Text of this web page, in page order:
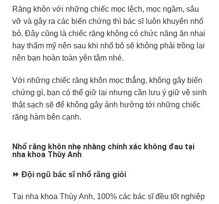
Răng khôn với những chiếc mọc lệch, mọc ngầm, sâu
vỡ và gây ra các biến chứng thì bác sĩ luôn khuyên nhổ
bỏ. Đây cũng là chiếc răng không có chức năng ăn nhai
hay thẩm mỹ nên sau khi nhổ bỏ sẽ không phải trồng lại
nên bạn hoàn toàn yên tâm nhé.
Với những chiếc răng khôn mọc thẳng, không gây biến
chứng gì, bạn có thể giữ lại nhưng cần lưu ý giữ vệ sinh
thật sạch sẽ để không gây ảnh hưởng tới những chiếc
răng hàm bên cạnh.
Nhổ răng khôn nhẹ nhàng chính xác không đau tại
nha khoa Thùy Anh
⏩ Đội ngũ bác sĩ nhổ răng giỏi
Tại nha khoa Thùy Anh, 100% các bác sĩ đều tốt nghiệp